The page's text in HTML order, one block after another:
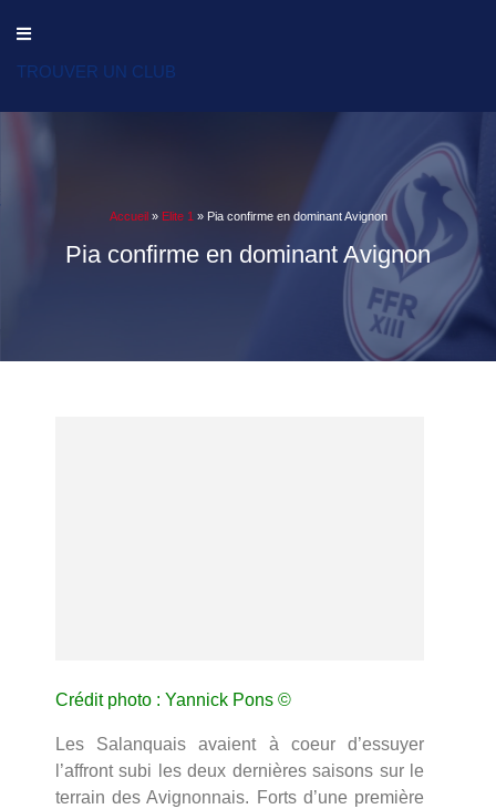
TROUVER UN CLUB
Accueil» Elite 1 » Pia confirme en dominant Avignon
Pia confirme en dominant Avignon
Crédit photo : Yannick Pons ©
Les Salanquais avaient à coeur d’essuyer
l’affront subi les deux dernières saisons sur le
terrain des Avignonnais. Forts d’une première